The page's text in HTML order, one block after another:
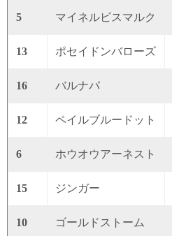
5 マイネルビスマルク
13 ポセイドンバローズ
16 バルナバ
12 ペイルブルードット
6 ホウオウアーネスト
15 ジンガー
10 ゴールドストーム